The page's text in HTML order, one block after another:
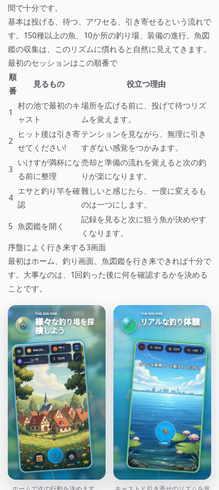
間で十分です。
基本は投げる、待つ、アワセる、引き寄せるという流れで
す。150種以上の魚、10か所の釣り場、装備の進行、魚図
鑑の収集は、このリズムに慣れると自然に見えてきます。
最初のセッションはこの順番で
順
番
見るもの 役立つ理由
1
村の池で最初のキ
ャスト
場所を広げる前に、投げて待つリズ
ムを覚えます。
2
ヒット後は引き寄
せてください!
テンションを見ながら、無理に引き
すぎない感覚をつかみます。
3
いけすが満杯にな
る前に整理
売却と準備の流れを覚えると次の釣
りが楽になります。
4
エサと釣り竿を確
認
難しいと感じたら、一度に変えるも
のは一つにします。
5 魚図鑑を開く
記録を見ると次に狙う魚が決めやす
くなります。
序盤によく行き来する3画面
最初はホーム、釣り画面、魚図鑑を行き来できれば十分で
す。大事なのは、1回釣った後に何を確認するかを決める
ことです。